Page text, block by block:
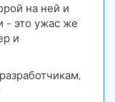
на ней и
- это ужас же
и